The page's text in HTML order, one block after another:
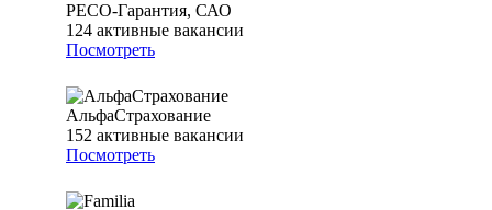
РЕСО-Гарантия, САО
124 активные вакансии
Посмотреть
АльфаСтрахование
152 активные вакансии
Посмотреть